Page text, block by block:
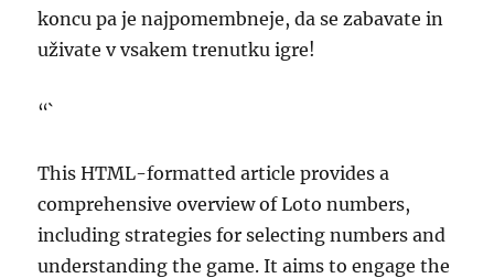
koncu pa je najpomembneje, da se zabavate in
uživate v vsakem trenutku igre!
“`
This HTML-formatted article provides a
comprehensive overview of Loto numbers,
including strategies for selecting numbers and
understanding the game. It aims to engage the